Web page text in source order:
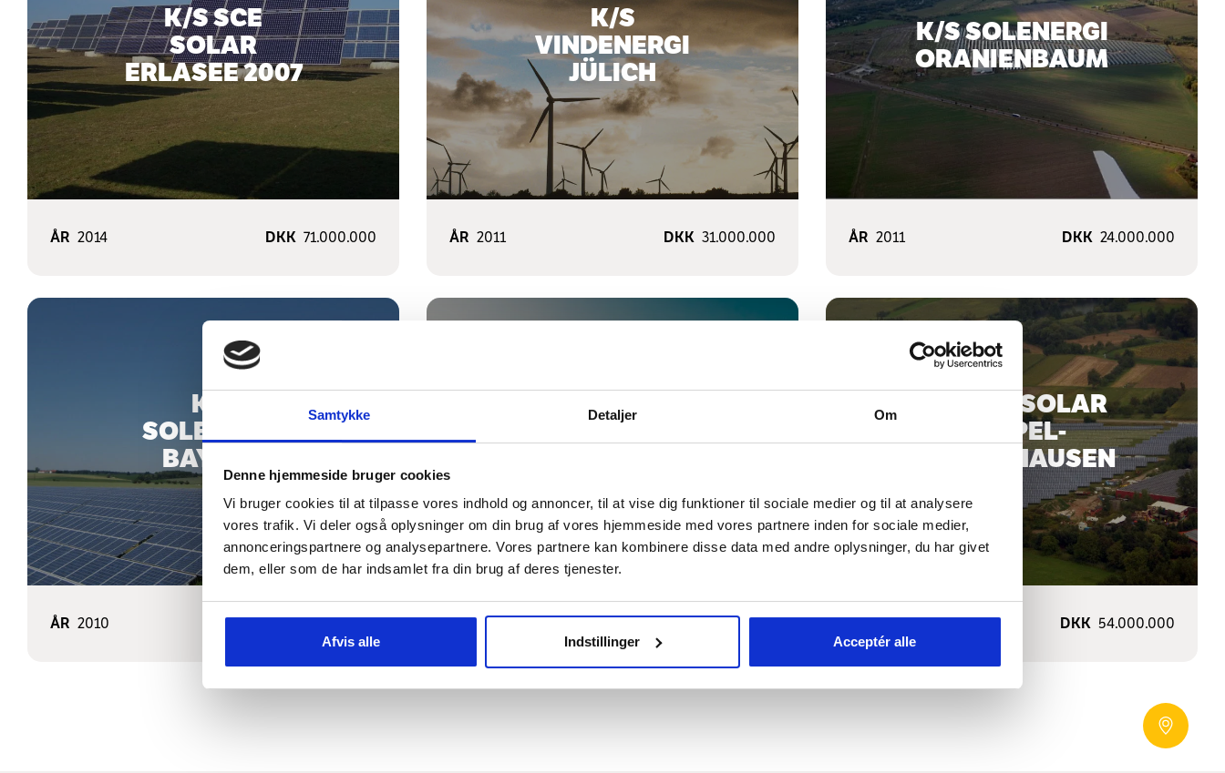
Samtykke Detaljer Om
Denne hjemmeside bruger cookies
Vi bruger cookies til at tilpasse vores indhold og annoncer, til at vise dig funktioner til sociale medier og til at analysere
vores trafik. Vi deler også oplysninger om din brug af vores hjemmeside med vores partnere inden for sociale medier,
annonceringspartnere og analysepartnere. Vores partnere kan kombinere disse data med andre oplysninger, du har givet
dem, eller som de har indsamlet fra din brug af deres tjenester.
Afvis alle Indstillinger Acceptér alle
K/S SCE
SOLAR
ERLASEE 2007
ÅR 2014 DKK 71.000.000
K/S
VINDENERGI
JÜLICH
ÅR 2011 DKK 31.000.000
K/S SOLENERGI
ORANIENBAUM
ÅR 2011 DKK 24.000.000
K/S
SOLENERGI
BAYERN
ÅR 2010 DKK 105.000.000
K/S SOLAR
MARKT
ÅR 2008 DKK 52.000.000
K/S SCE SOLAR
KAPPEL-
GRAFENHAUSEN
ÅR 2007 DKK 54.000.000